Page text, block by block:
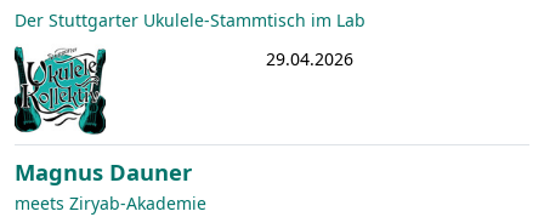
Der Stuttgarter Ukulele-Stammtisch im Lab
29.04.2026
Magnus Dauner
meets Ziryab-Akademie